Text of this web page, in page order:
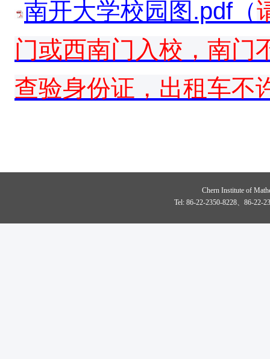
南开大学校园图.pdf（
门或西南门入校，南门
查验身份证，出租车不
Chern Institute of
Tel: 86-22-2350-8228、86-22-